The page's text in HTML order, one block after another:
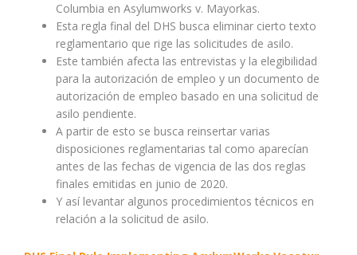
Columbia en Asylumworks v. Mayorkas.
Esta regla final del DHS busca eliminar cierto texto
reglamentario que rige las solicitudes de asilo.
Este también afecta las entrevistas y la elegibilidad
para la autorización de empleo y un documento de
autorización de empleo basado en una solicitud de
asilo pendiente.
A partir de esto se busca reinsertar varias
disposiciones reglamentarias tal como aparecían
antes de las fechas de vigencia de las dos reglas
finales emitidas en junio de 2020.
Y así levantar algunos procedimientos técnicos en
relación a la solicitud de asilo.